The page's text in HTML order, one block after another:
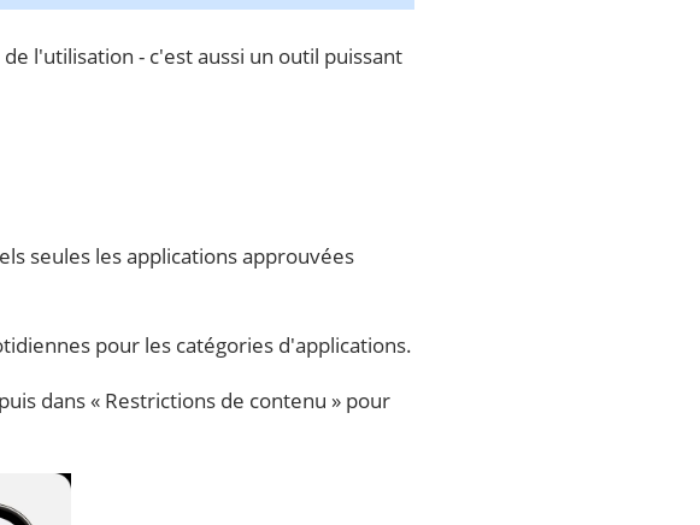
l'utilisation - c'est aussi un outil puissant
seules les applications approuvées
pour les catégories d'applications.
dans « Restrictions de contenu » pour